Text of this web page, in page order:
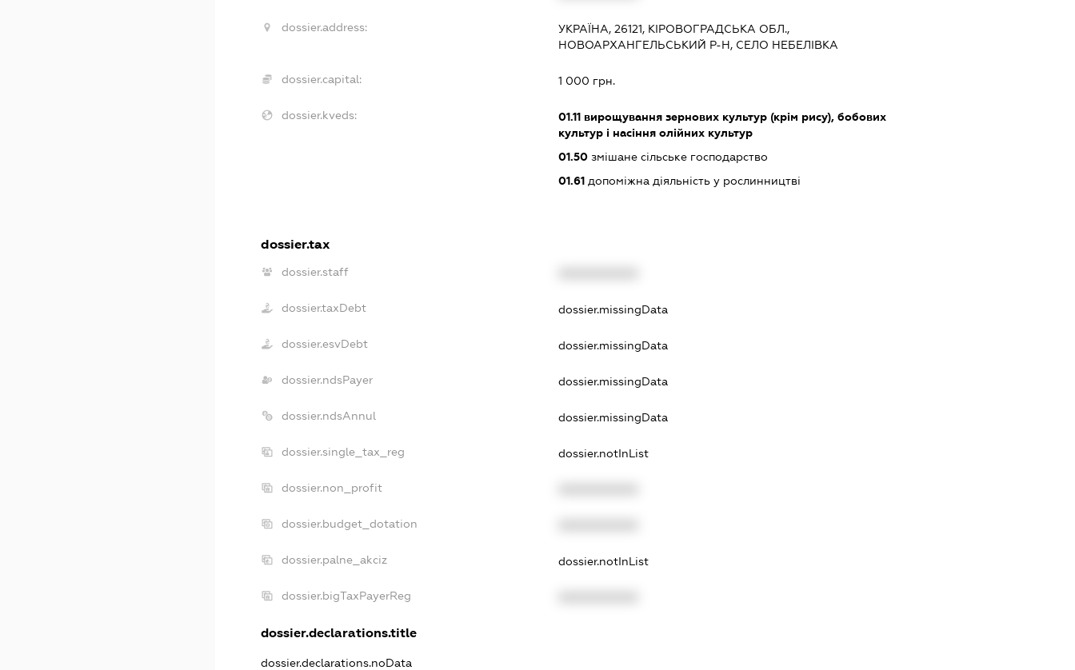
dossier.address:
УКРАЇНА, 26121, КІРОВОГРАДСЬКА ОБЛ.,
НОВОАРХАНГЕЛЬСЬКИЙ Р-Н, СЕЛО НЕБЕЛІВКА
dossier.capital: 1 000 грн.
dossier.kveds: 01.11вирощування зернових культур (крім рису), бобових
культур і насіння олійних культур
01.50змішане сільське господарство
01.61допоміжна діяльність у рослинництві
dossier.tax
dossier.staff
dossier.taxDebt dossier.missingData
dossier.esvDebt dossier.missingData
dossier.ndsPayer dossier.missingData
dossier.ndsAnnul dossier.missingData
dossier.single_tax_reg dossier.notInList
dossier.non_profit
dossier.budget_dotation
dossier.palne_akciz dossier.notInList
dossier.bigTaxPayerReg
dossier.declarations.title
dossier.declarations.noData